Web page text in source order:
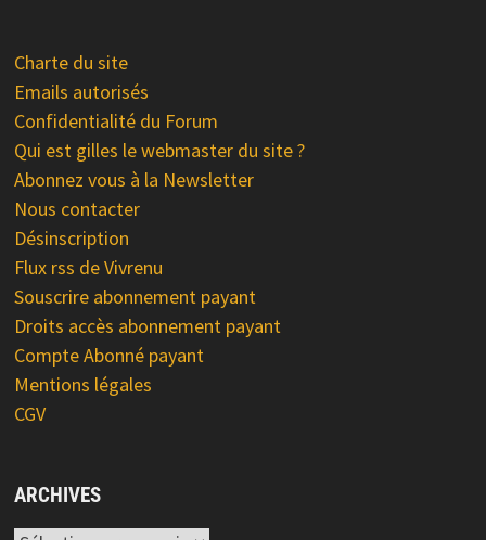
Charte du site
Emails autorisés
Confidentialité du Forum
Qui est gilles le webmaster du site ?
Abonnez vous à la Newsletter
Nous contacter
Désinscription
Flux rss de Vivrenu
Souscrire abonnement payant
Droits accès abonnement payant
Compte Abonné payant
Mentions légales
CGV
ARCHIVES